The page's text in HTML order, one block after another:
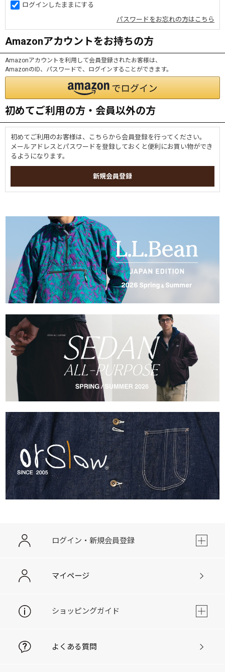
ログインしたままにする
パスワードをお忘れの方はこちら
Amazonアカウントをお持ちの方
Amazonアカウントを利用して会員登録されたお客様は、
AmazonのID、パスワードで、ログインすることができます。
初めてご利用の方・会員以外の方
初めてご利用のお客様は、こちらから会員登録を行ってください。
メールアドレスとパスワードを登録しておくと便利にお買い物ができ
るようになります。
ログイン・新規会員登録
マイページ
ショッピングガイド
よくある質問